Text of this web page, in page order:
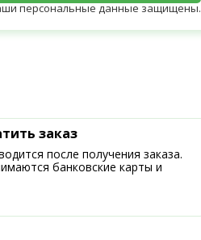
персональные данные защищены.
заказ
после получения заказа.
банковские карты и